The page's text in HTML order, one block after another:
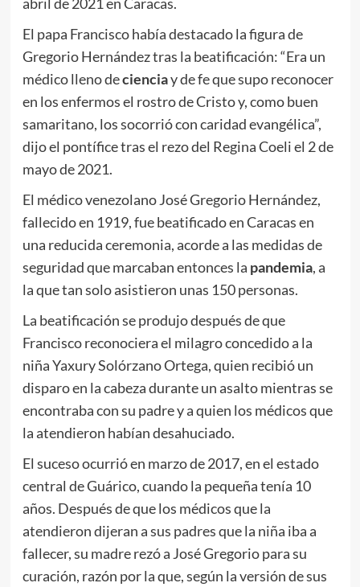
abril de 2021 en Caracas.
El papa Francisco había destacado la figura de
Gregorio Hernández tras la beatificación: “Era un
médico lleno decienciay de fe que supo reconocer
en los enfermos el rostro de Cristo y, como buen
samaritano, los socorrió con caridad evangélica”,
dijo el pontífice tras el rezo del Regina Coeli el 2 de
mayo de 2021.
El médico venezolano José Gregorio Hernández,
fallecido en 1919, fue beatificado en Caracas en
una reducida ceremonia, acorde a las medidas de
seguridad que marcaban entonces la pandemia, a
la que tan solo asistieron unas 150 personas.
La beatificación se produjo después de que
Francisco reconociera el milagro concedido a la
niña Yaxury Solórzano Ortega, quien recibió un
disparo en la cabeza durante un asalto mientras se
encontraba con su padre y a quien los médicos que
la atendieron habían desahuciado.
El suceso ocurrió en marzo de 2017, en el estado
central de Guárico, cuando la pequeña tenía 10
años. Después de que los médicos que la
atendieron dijeran a sus padres que la niña iba a
fallecer, su madre rezó a José Gregorio para su
curación, razón por la que, según la versión de sus